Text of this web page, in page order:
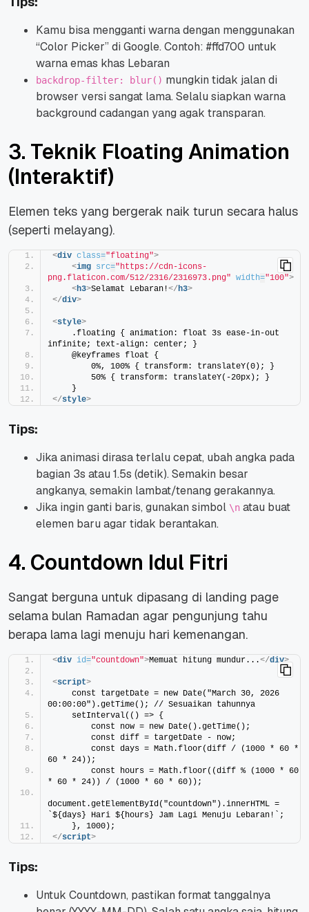
Kamu bisa mengganti warna dengan menggunakan
“Color Picker” di Google. Contoh: #ffd700 untuk
warna emas khas Lebaran
backdrop-filter: blur() mungkin tidak jalan di
browser versi sangat lama. Selalu siapkan warna
background cadangan yang agak transparan.
3. Teknik Floating Animation
(Interaktif)
Elemen teks yang bergerak naik turun secara halus
(seperti melayang).
<div class="floating">
<img src="https://cdn-icons-
png.flaticon.com/512/2316/2316973.png" width="100">
<h3>Selamat Lebaran!</h3>
</div>
<style>
    .floating { animation: float 3s ease-in-out
infinite; text-align: center; }
    @keyframes float {
        0%, 100% { transform: translateY(0); }
        50% { transform: translateY(-20px); }
    }
</style>
Tips:
Jika animasi dirasa terlalu cepat, ubah angka pada
bagian 3s atau 1.5s (detik). Semakin besar
angkanya, semakin lambat/tenang gerakannya.
Jika ingin ganti baris, gunakan simbol \n atau buat
elemen baru agar tidak berantakan.
4. Countdown Idul Fitri
Sangat berguna untuk dipasang di landing page
selama bulan Ramadan agar pengunjung tahu
berapa lama lagi menuju hari kemenangan.
<div id="countdown">Memuat hitung mundur...</div>
<script>
    const targetDate = new Date("March 30, 2026
00:00:00").getTime(); // Sesuaikan tahunnya
    setInterval(() => {
        const now = new Date().getTime();
        const diff = targetDate - now;
        const days = Math.floor(diff / (1000 * 60 *
60 * 24));
        const hours = Math.floor((diff % (1000 * 60
* 60 * 24)) / (1000 * 60 * 60));
document.getElementById("countdown").innerHTML =
`${days} Hari ${hours} Jam Lagi Menuju Lebaran!`;
    }, 1000);
</script>
Tips:
Untuk Countdown, pastikan format tanggalnya